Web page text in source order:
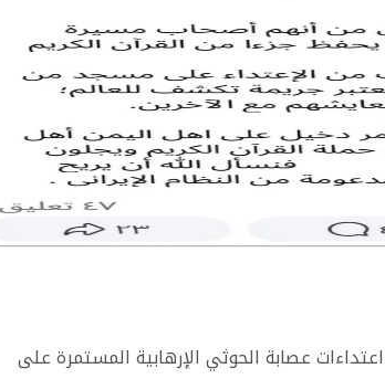
عصابة الحوثي الإرهابية المستمرة على